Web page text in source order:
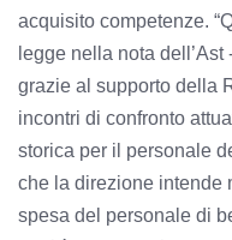
acquisito competenze.
legge nella nota
grazie al supporto della
incontri di confronto
storica per il personale
che la direzione intende
spesa del personale di